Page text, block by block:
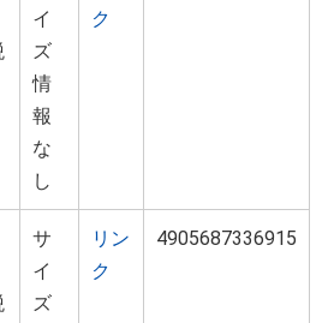
イ
ズ
情
報
な
し
ク
サ
イ
ズ
リン
ク
4905687336915